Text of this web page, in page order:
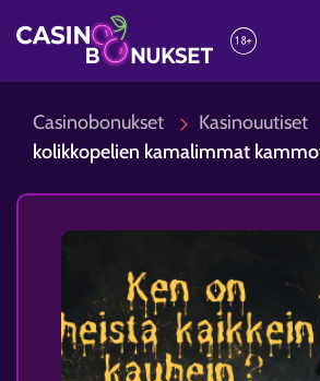
Casinobonukset Kasinouutiset
kolikkopelien kamalimmat